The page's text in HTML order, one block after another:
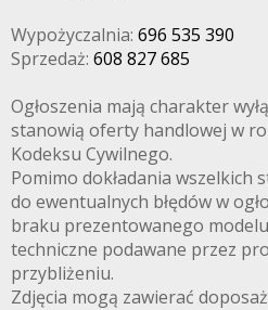
Wypożyczalnia: 696 535 390
Sprzedaż: 608 827 685
Ogłoszenia mają charakter
stanowią oferty handlowej w
Kodeksu Cywilnego.
Pomimo dokładania wszelkich
do ewentualnych błędów w
braku prezentowanego
techniczne podawane przez
przybliżeniu.
Zdjęcia mogą zawierać